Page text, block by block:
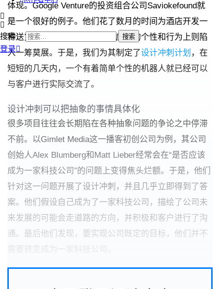
搜索：
登录
体现。Google Venture的投资组合公司Saviokefound就
是一个很好的例子。他们花了数月的时间为酒店开发一
种送货机器人，但是在机器人应有的个性和行为上则陷
入一筹莫展。于是，我们为其制定了设计冲刺计划 ，在
短短的几天内，一个有着简单个性的机器人就已经可以
与客户进行实际交流了。
设计冲刺可以把抽象的事情具体化
很多项目往往会长期陷在各种抽象问题的争论之中停滞
不前。以Gimlet Media这一播客初创公司为例，其公司
创始人Alex Blumberg和Matt Lieber经常会在“是否应该
成为一家科技公司”的问题上变得焦头烂额。于是，他们
针对这一问题开展了设计冲刺，并且几乎立即得到了答
案。他们假设自己成为了一家科技公司，描绘了公司未
来发展的可能会走道路的方向，并积极和客户进行了沟
通。最后他们发现，要实现公司既定的目标，他们并不
需要转变成为一家科技公司。